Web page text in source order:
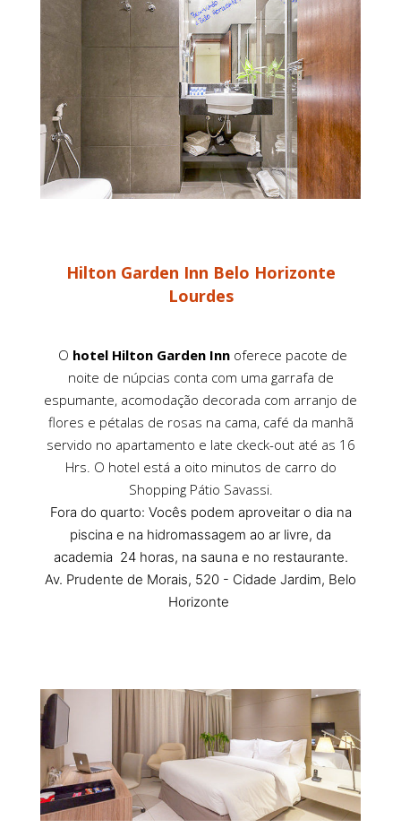
Hilton Garden Inn Belo Horizonte
Lourdes
O hotel Hilton Garden Innoferece pacote de
noite de núpcias conta com uma garrafa de
espumante, acomodação decorada com arranjo de
flores e pétalas de rosas na cama, café da manhã
servido no apartamento e late ckeck-out até as 16
Hrs. O hotel está a oito minutos de carro do
Shopping Pátio Savassi.
Fora do quarto: Vocês podem aproveitar o dia na
piscina e na hidromassagem ao ar livre, da
academia 24 horas, na sauna e no restaurante.
Av. Prudente de Morais, 520 - Cidade Jardim, Belo
Horizonte